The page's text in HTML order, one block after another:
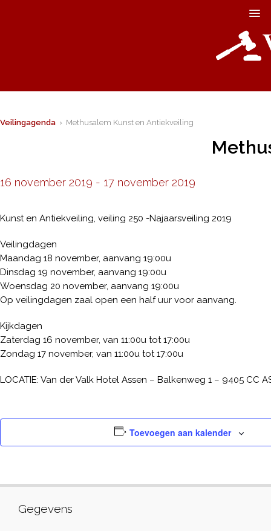
Veilingagenda › Methusalem Kunst en Antiekveiling
16 november 2019 - 17 november 2019
Kunst en Antiekveiling, veiling 250 -Najaarsveiling 2019
Veilingdagen
Maandag 18 november, aanvang 19:00u
Dinsdag 19 november, aanvang 19:00u
Woensdag 20 november, aanvang 19:00u
Op veilingdagen zaal open een half uur voor aanvang.
Kijkdagen
Zaterdag 16 november, van 11:00u tot 17:00u
Zondag 17 november, van 11:00u tot 17:00u
LOCATIE: Van der Valk Hotel Assen – Balkenweg 1 – 9405 CC
Toevoegen aan kalender
Gegevens